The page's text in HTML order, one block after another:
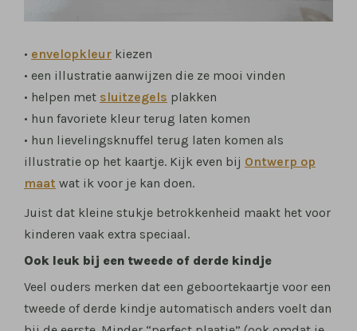
• envelopkleur kiezen
• een illustratie aanwijzen die ze mooi vinden
• helpen met sluitzegels plakken
• hun favoriete kleur terug laten komen
• hun lievelingsknuffel terug laten komen als
illustratie op het kaartje. Kijk even bij Ontwerp op
maat wat ik voor je kan doen.
Juist dat kleine stukje betrokkenheid maakt het voor
kinderen vaak extra speciaal.
Ook leuk bij een tweede of derde kindje
Veel ouders merken dat een geboortekaartje voor een
tweede of derde kindje automatisch anders voelt dan